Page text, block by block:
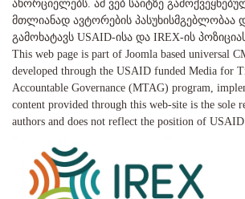
ახორციელებს. ამ ვებ საიტზე
მთლიანად ავტორების პასუხისმგებლობაა
გამოხატავს USAID-ისა და IREX-ის
This web page is part of Joomla based universal
developed through the USAID funded Media for
Accountable Governance (MTAG) program,
content provided through this web-site is the sole
authors and does not reflect the position of